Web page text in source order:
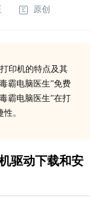
原创
印机的特点及其
霸电脑医生”免费
霸电脑医生”在打
。
驱动下载和安